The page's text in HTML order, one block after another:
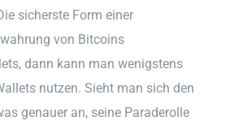
sicherste Form einer
von Bitcoins
dann kann man wenigstens
nutzen. Sieht man sich den
genauer an, seine Paraderolle